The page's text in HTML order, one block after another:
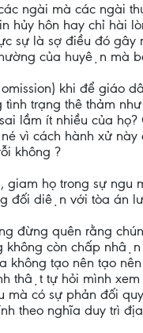
ngài mà các ngài
hủy hôn hay chỉ
là sợ điều đó gây
của huyện mà
khi để giáo
trạng thê thảm
lầm ít nhiều của
vì cách hành xử
không ?
giam họ trong sự
diện với tòa án
đừng quên rằng
còn chấp
không tạo nên tạo
thật tự hỏi mình
có sự phản đối
theo nghĩa duy trì